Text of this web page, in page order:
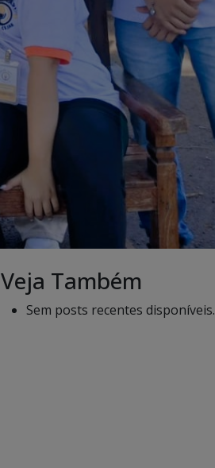
Veja Também
Sem posts recentes disponíveis.